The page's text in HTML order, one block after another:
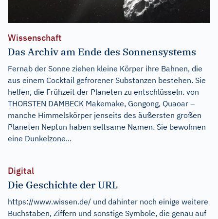
Wissenschaft
Das Archiv am Ende des Sonnensystems
Fernab der Sonne ziehen kleine Körper ihre Bahnen, die
aus einem Cocktail gefrorener Substanzen bestehen. Sie
helfen, die Frühzeit der Planeten zu entschlüsseln. von
THORSTEN DAMBECK Makemake, Gongong, Quaoar –
manche Himmelskörper jenseits des äußersten großen
Planeten Neptun haben seltsame Namen. Sie bewohnen
eine Dunkelzone...
Digital
Die Geschichte der URL
https://www.wissen.de/ und dahinter noch einige weitere
Buchstaben, Ziffern und sonstige Symbole, die genau auf